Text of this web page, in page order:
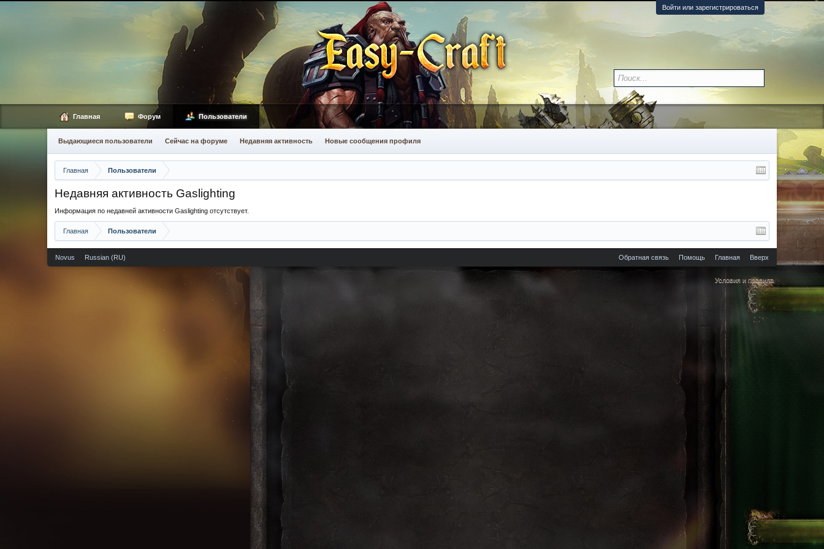
Войти или зарегистрироваться
Главная Пользователи
Недавняя активность Gaslighting
Информация по недавней активности Gaslighting отсутствует.
Главная Пользователи
Главная Форум Пользователи
Выдающиеся пользователи Сейчас на форуме Недавняя активность Новые сообщения профиля
Novus Russian (RU) Обратная связь Помощь Главная Вверх
Условия и правила